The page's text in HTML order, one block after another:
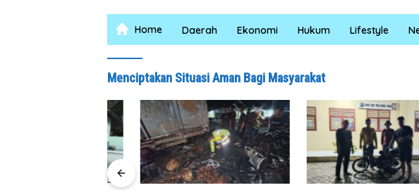
Home Daerah Ekonomi Hukum Lifestyle
Menciptakan Situasi Aman Bagi Masyarakat